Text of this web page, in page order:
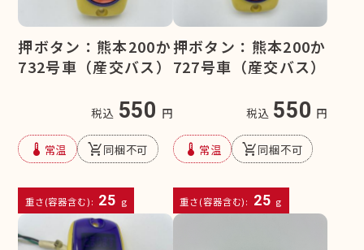
押ボタン：熊本200か
732号車（産交バス）
税込 550 円
device_thermostat 常温 remove_shopping_cart同梱不可
重さ(容器含む): 25 g
押ボタン：熊本200か
727号車（産交バス）
税込 550 円
device_thermostat 常温 remove_shopping_cart同梱不可
重さ(容器含む): 25 g